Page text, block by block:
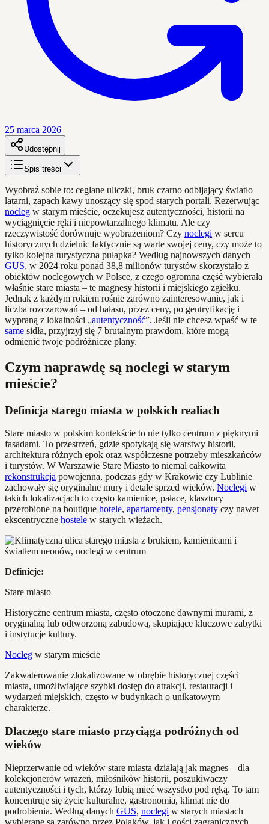
25 marca 2026
Udostępnij
Spis treści
Wyobraź sobie to: ceglane uliczki, bruk czarno odbijający światło
latarni, zapach kawy unoszący się spod starych portali. Rezerwując
nocleg w starym mieście, oczekujesz autentyczności, historii na
wyciągnięcie ręki i niepowtarzalnego klimatu. Ale czy
rzeczywistość dorównuje wyobrażeniom? Czy noclegi w sercu
historycznych dzielnic faktycznie są warte swojej ceny, czy może to
tylko kolejna turystyczna pułapka? Według najnowszych danych
GUS, w 2024 roku ponad 38,8 milionów turystów skorzystało z
obiektów noclegowych w Polsce, z czego ogromna część wybierała
właśnie stare miasta – te magnesy historii i miejskiego zgiełku.
Jednak z każdym rokiem rośnie zarówno zainteresowanie, jak i
liczba rozczarowań – od hałasu, przez ceny, po gentryfikację i
wypraną z lokalności „autentyczność”. Jeśli nie chcesz wpaść w te
same sidła, przyjrzyj się 7 brutalnym prawdom, które mogą
odmienić twoje podróżnicze plany.
Czym naprawdę są noclegi w starym
mieście?
Definicja starego miasta w polskich realiach
Stare miasto w polskim kontekście to nie tylko centrum z pięknymi
fasadami. To przestrzeń, gdzie spotykają się warstwy historii,
architektura różnych epok oraz współczesne potrzeby mieszkańców
i turystów. W Warszawie Stare Miasto to niemal całkowita
rekonstrukcja powojenna, podczas gdy w Krakowie czy Lublinie
zachowały się oryginalne mury i detale sprzed wieków. Noclegi w
takich lokalizacjach to często kamienice, pałace, klasztory
przerobione na boutique hotele, apartamenty, pensjonaty czy nawet
ekscentryczne hostele w starych wieżach.
Definicje:
Stare miasto
Historyczne centrum miasta, często otoczone dawnymi murami, z
oryginalną lub odtworzoną zabudową, skupiające kluczowe zabytki
i instytucje kultury.
Nocleg w starym mieście
Zakwaterowanie zlokalizowane w obrębie historycznej części
miasta, umożliwiające szybki dostęp do atrakcji, restauracji i
wydarzeń miejskich, często w budynkach o unikatowym
charakterze.
Dlaczego stare miasto przyciąga podróżnych od
wieków
Nieprzerwanie od wieków stare miasta działają jak magnes – dla
kolekcjonerów wrażeń, miłośników historii, poszukiwaczy
autentyczności i tych, którzy lubią mieć wszystko pod ręką. To tam
koncentruje się życie kulturalne, gastronomia, klimat nie do
podrobienia. Według danych GUS, noclegi w starych miastach
wybierane są zarówno przez Polaków, jak i gości zagranicznych